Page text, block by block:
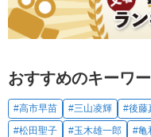
おすすめのキーワ
#高市早苗 #三山凌輝 #後藤
#松田聖子
#玉木雄一郎 #亀